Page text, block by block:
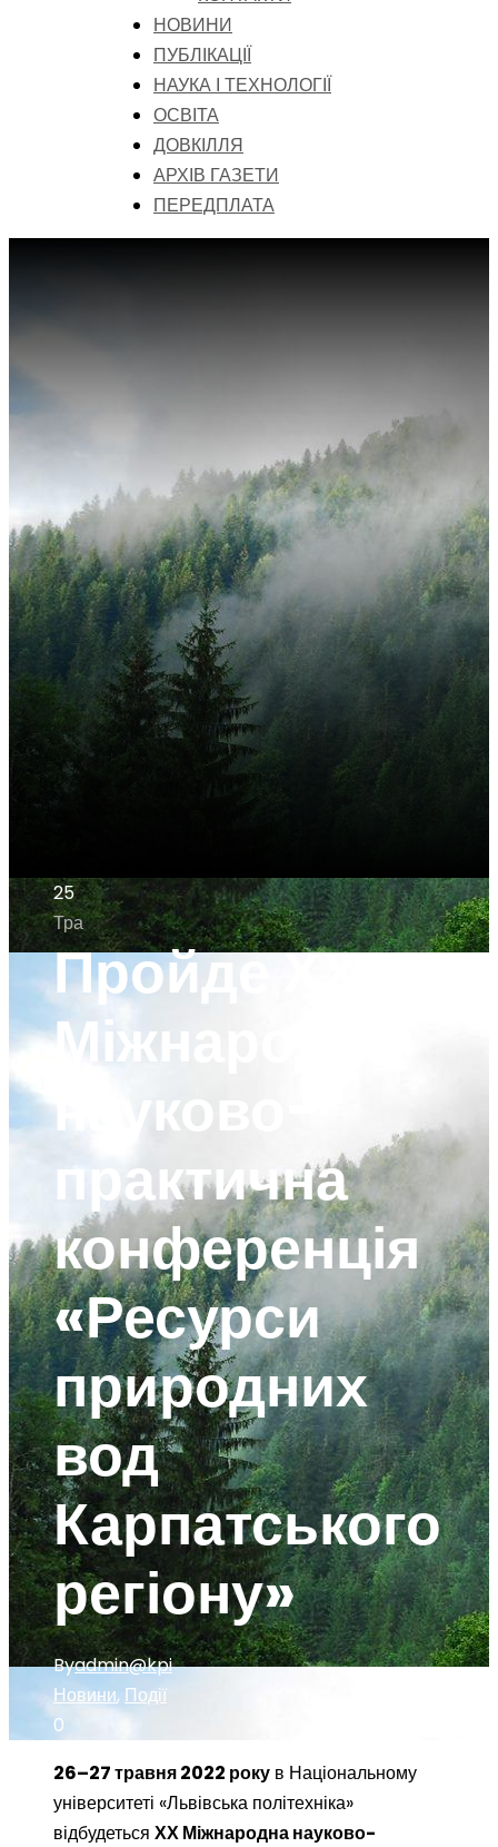
НОВИНИ
ПУБЛІКАЦІЇ
НАУКА І ТЕХНОЛОГІЇ
ОСВІТА
ДОВКІЛЛЯ
АРХІВ ГАЗЕТИ
ПЕРЕДПЛАТА
25
Тра
Пройде ХХ
Міжнародна
науково-
практична
конференція
«Ресурси
природних
вод
Карпатського
регіону»
Byadmin@kpi
Новини, Події
0
26–27 травня 2022 року в Національному
університеті «Львівська політехніка»
відбудеться ХХ Міжнародна науково-